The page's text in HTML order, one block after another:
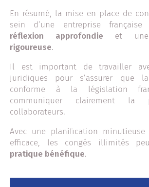
En résumé, la mise en place de
sein d’une entreprise française
réflexion approfondie et
rigoureuse.
Il est important de travailler
juridiques pour s’assurer que
conforme à la législation
communiquer clairement la
collaborateurs.
Avec une planification
efficace, les congés illimités
pratique bénéfique.